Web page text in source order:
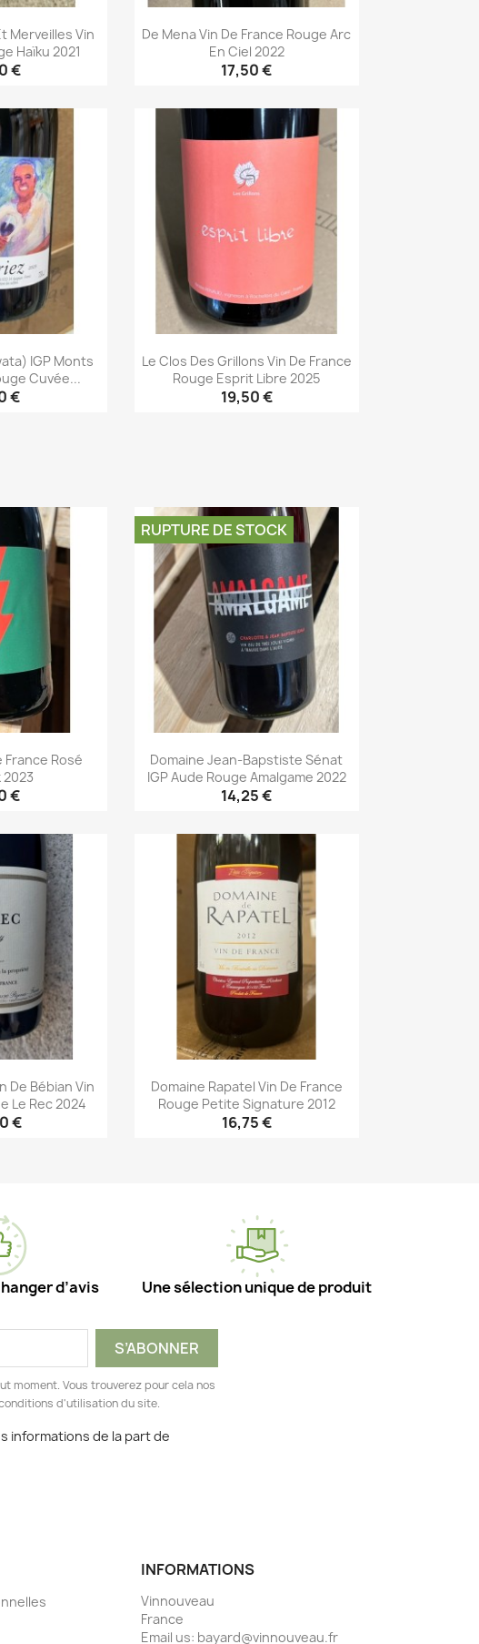
Merveilles Vin
Haïku 2021
€
rapide
De Mena Vin De France Rouge Arc
En Ciel 2022
17,50 €
Aperçu rapide
IGP Monts
Cuvée...
€
Le Clos Des Grillons Vin De France
Rouge Esprit Libre 2025
19,50 €
France Rosé
€
rapide
Domaine Jean-Bapstiste Sénat
IGP Aude Rouge Amalgame 2022
14,25 €
RUPTURE DE STOCK
Aperçu rapide
De Bébian Vin
Le Rec 2024
€
Domaine Rapatel Vin De France
Rouge Petite Signature 2012
16,75 €
d’avis Une sélection unique de produit
moment. Vous trouverez pour cela nos
d'utilisation du site.
informations de la part de
INFORMATIONS
Vinnouveau
France
Email us: bayard@vinnouveau.fr